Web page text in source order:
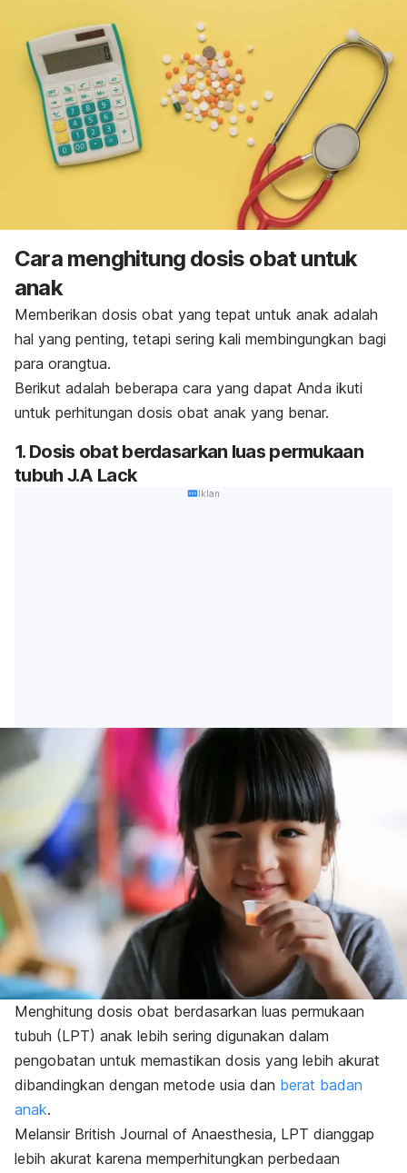
Cara menghitung dosis obat untuk
anak
Memberikan dosis obat yang tepat untuk anak adalah
hal yang penting, tetapi sering kali membingungkan bagi
para orangtua.
Berikut adalah beberapa cara yang dapat Anda ikuti
untuk perhitungan dosis obat anak yang benar.
1. Dosis obat berdasarkan luas permukaan
tubuh J.A Lack
Iklan
Menghitung dosis obat berdasarkan luas permukaan
tubuh (LPT) anak lebih sering digunakan dalam
pengobatan untuk memastikan dosis yang lebih akurat
dibandingkan dengan metode usia dan berat badan
anak.
Melansir British Journal of Anaesthesia, LPT dianggap
lebih akurat karena memperhitungkan perbedaan